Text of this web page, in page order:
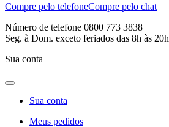
Compre pelo telefoneCompre pelo chat
Número de telefone 0800 773 3838
Seg. à Dom. exceto feriados das 8h às 20h
Sua conta
Sua conta
Meus pedidos